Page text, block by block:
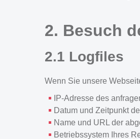
2. Besuch
2.1 Logfiles
Wenn Sie unsere
IP-Adresse des
Datum und Zeitpunkt
Name und URL der
Betriebssystem Ihres